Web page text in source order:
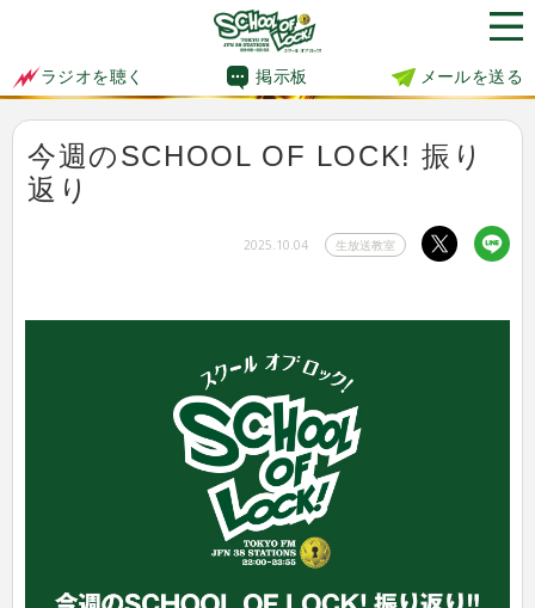
ラジオを聴く 掲示板 メールを送る
今週のSCHOOL OF LOCK! 振り
返り
2025.10.04 生放送教室